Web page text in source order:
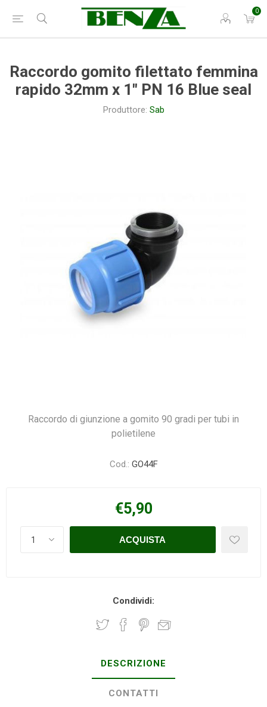
0
Raccordo gomito filettato femmina
rapido 32mm x 1" PN 16 Blue seal
Produttore: Sab
Raccordo di giunzione a gomito 90 gradi per tubi in
polietilene
Cod.: GO44F
€5,90
Condividi:
DESCRIZIONE
CONTATTI